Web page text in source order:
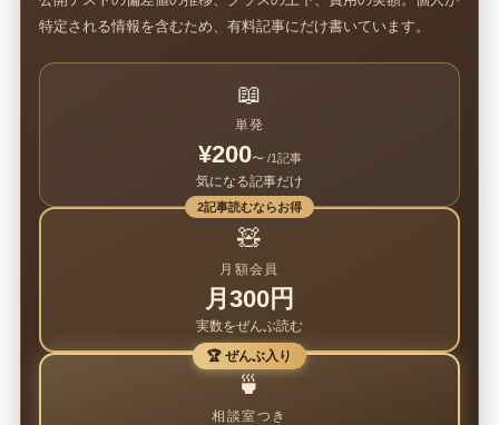
特定される情報を含むため、有料記事にだけ書いています。
📖
単発
¥200〜 /1記事
気になる記事だけ
2記事読むならお得
🧸
月額会員
月300円
実数をぜんぶ読む
🏆 ぜんぶ入り
🍵
相談室つき